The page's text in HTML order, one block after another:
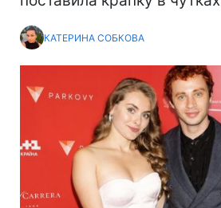
КАТЕРИНА СОБКОВА